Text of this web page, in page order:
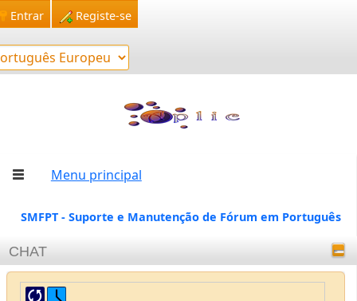
Entrar Registe-se
Menu principal
SMFPT - Suporte e Manutenção de Fórum em Português
CHAT